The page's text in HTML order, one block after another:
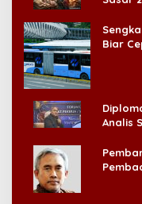
Biar
Analis